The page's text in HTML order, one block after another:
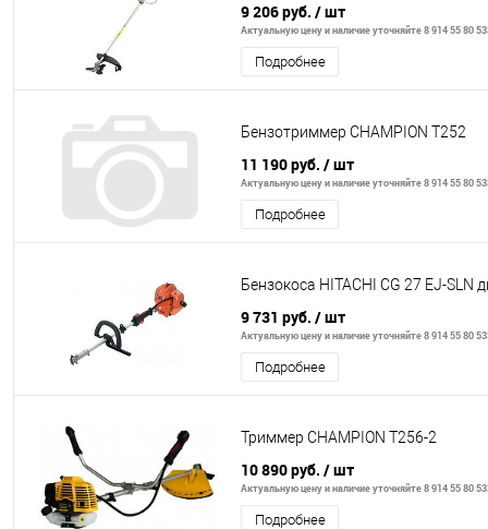
9 206 руб. / шт
Актуальную цену и наличие уточняйте 8 914 55 80
Подробнее
Бензотриммер CHAMPION T252
11 190 руб. / шт
Актуальную цену и наличие уточняйте 8 914 55 80
Подробнее
Бензокоса HITACHI CG 27 EJ-SLN
9 731 руб. / шт
Актуальную цену и наличие уточняйте 8 914 55 80
Подробнее
Триммер CHAMPION T256-2
10 890 руб. / шт
Актуальную цену и наличие уточняйте 8 914 55 80
Подробнее